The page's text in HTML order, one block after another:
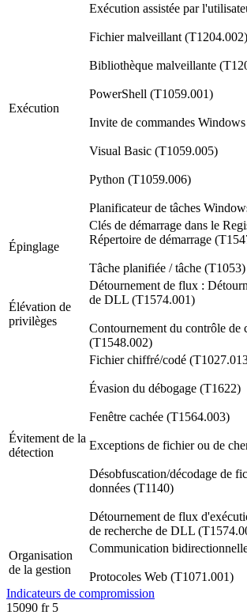
Exécution
Exécution assistée par
Fichier malveillant (T1204.002)
Bibliothèque malveillante
PowerShell (T1059.001)
Invite de commandes
Visual Basic (T1059.005)
Python (T1059.006)
Planificateur de tâches
Épinglage
Clés de démarrage dans le
Répertoire de démarrage
Tâche planifiée / tâche (T1053)
Élévation de
privilèges
Détournement de flux :
de DLL (T1574.001)
Contournement du contrôle de
(T1548.002)
Évitement de la
détection
Fichier chiffré/codé
Évasion du débogage (T1622)
Fenêtre cachée (T1564.003)
Exceptions de fichier ou de
Désobfuscation/décodage de
données (T1140)
Détournement de flux
de recherche de DLL
Organisation
de la gestion
Communication
Protocoles Web (T1071.001)
Indicateurs de compromission
15090 fr 5